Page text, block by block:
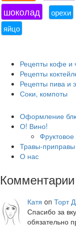
шоколад орехи
яйцо
Рецепты кофе и
Рецепты
Рецепты пива и
Соки, компоты
Оформление
О! Вино!
Травы-приправы
О нас
Комментарии
Катя on Торт
Спасибо за
обязательно